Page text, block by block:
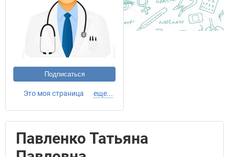
Подписаться
Это моя страница еще...
Павленко Татьяна